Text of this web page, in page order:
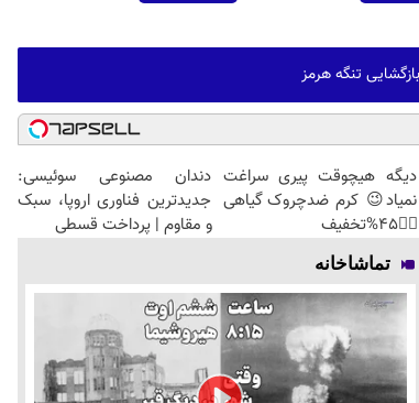
تنگه هرمز
دیگه هیچوقت پیری سراغت
نمیاد😉 کرم ضدچروک گیاهی
👈🏻45%تخفیف
دندان مصنوعی سوئیسی:
جدیدترین فناوری اروپا، سبک
و مقاوم | پرداخت قسطی
تماشاخانه